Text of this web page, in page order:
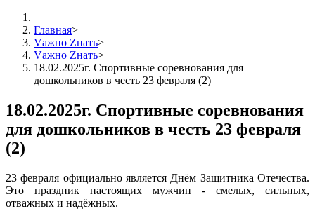
Главная>
Vажно Zнать>
Vажно Zнать>
18.02.2025г. Спортивные соревнования для
дошкольников в честь 23 февраля (2)
18.02.2025г. Спортивные соревнования
для дошкольников в честь 23 февраля
(2)
23 февраля официально является Днём Защитника Отечества.
Это праздник настоящих мужчин - смелых, сильных,
отважных и надёжных.